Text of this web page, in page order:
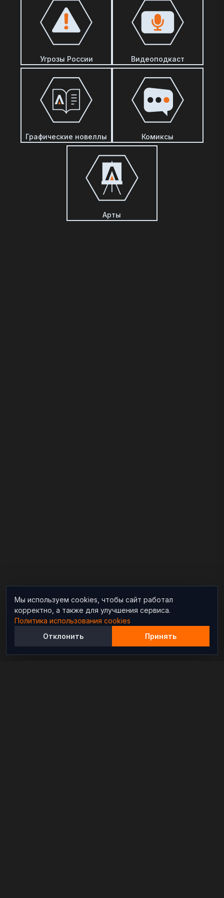
Угрозы России Видеоподкаст
Графические новеллы Комиксы
Арты
Мы используем cookies, чтобы сайт работал
корректно, а также для улучшения сервиса.
Политика использования cookies
Отклонить
Принять